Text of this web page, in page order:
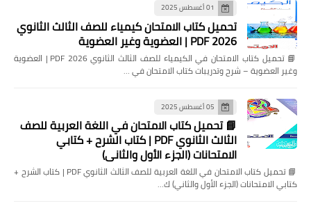
01 أغسطس 2025
تحميل كتاب الامتحان كيمياء للصف الثالث الثانوي
2026 PDF | العضوية وغير العضوية
📘 تحميل كتاب الامتحان في الكيمياء للصف الثالث الثانوي 2026 PDF | العضوية
وغير العضوية – شرح وتدريبات كتاب الامتحان في …
05 أغسطس 2025
📘 تحميل كتاب الامتحان في اللغة العربية للصف
الثالث الثانوي PDF | كتاب الشرح + كتابي
الامتحانات (الجزء الأول والثاني)
📘 تحميل كتاب الامتحان في اللغة العربية للصف الثالث الثانوي PDF | كتاب الشرح +
كتابي الامتحانات (الجزء الأول والثاني) ك…